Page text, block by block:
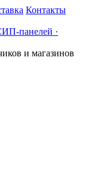
Контакты
панелей ·
и магазинов